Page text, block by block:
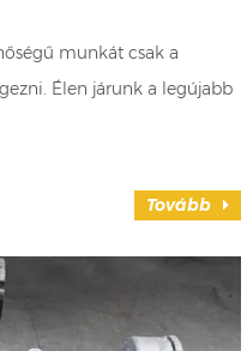
munkát csak a
Élen járunk a legújabb
Tovább